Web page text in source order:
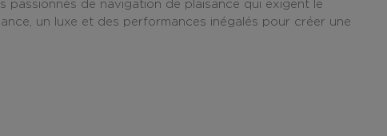
passionnés de navigation de plaisance qui exigent le
un luxe et des performances inégalés pour créer une